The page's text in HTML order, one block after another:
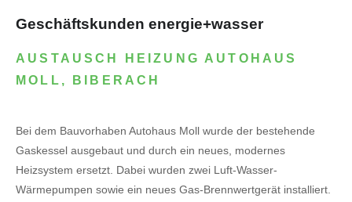
Geschäftskunden energie+wasser
AUSTAUSCH HEIZUNG AUTOHAUS
MOLL, BIBERACH
Bei dem Bauvorhaben Autohaus Moll wurde der bestehende
Gaskessel ausgebaut und durch ein neues, modernes
Heizsystem ersetzt. Dabei wurden zwei Luft-Wasser-
Wärmepumpen sowie ein neues Gas-Brennwertgerät installiert.